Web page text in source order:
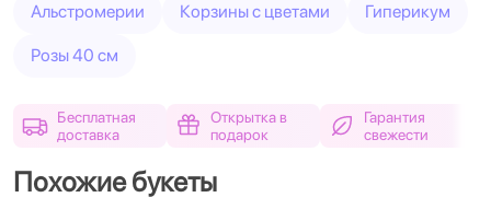
Альстромерии Корзины с цветами Гиперикум
Розы 40 см
Бесплатная
доставка
Открытка в
подарок
Гарантия
свежести
Похожие букеты